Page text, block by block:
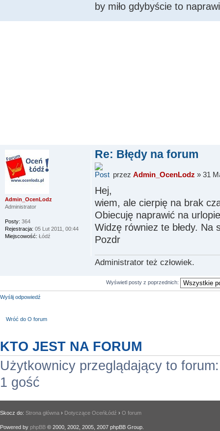
by miło gdybyście to
Re: Błędy na forum
przez Admin_OcenLodz » 31
Hej,
wiem, ale cierpię na brak
Obiecuję naprawić na
Widzę równiez te błedy.
Pozdr
Administrator też człowiek.
Admin_OcenLodz
Administrator
Posty: 364
Rejestracja: 05 Lut 2011, 00:44
Miejscowość: Łódź
Wyświetl posty z poprzednich:
Wyślij odpowiedź
Wróć do O forum
KTO JEST NA FORUM
Użytkownicy przeglądający to
1 gość
Skocz do: Strona główna › Dotyczące OceńŁódź › O forum
Powered by phpBB © 2000, 2002, 2005, 2007 phpBB Group.